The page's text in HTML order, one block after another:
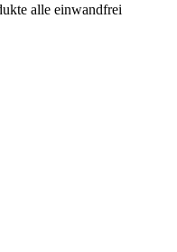
alle einwandfrei